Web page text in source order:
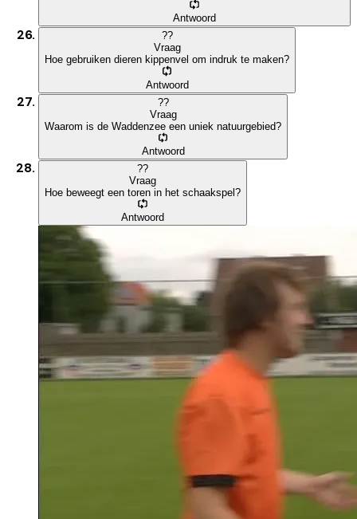
Antwoord
??
Vraag
Hoe gebruiken dieren kippenvel om indruk te maken?
Antwoord
??
Vraag
Waarom is de Waddenzee een uniek natuurgebied?
Antwoord
??
Vraag
Hoe beweegt een toren in het schaakspel?
Antwoord